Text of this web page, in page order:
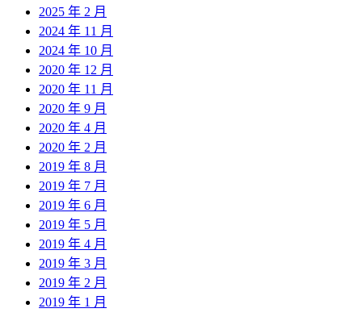
2025 年 2 月
2024 年 11 月
2024 年 10 月
2020 年 12 月
2020 年 11 月
2020 年 9 月
2020 年 4 月
2020 年 2 月
2019 年 8 月
2019 年 7 月
2019 年 6 月
2019 年 5 月
2019 年 4 月
2019 年 3 月
2019 年 2 月
2019 年 1 月